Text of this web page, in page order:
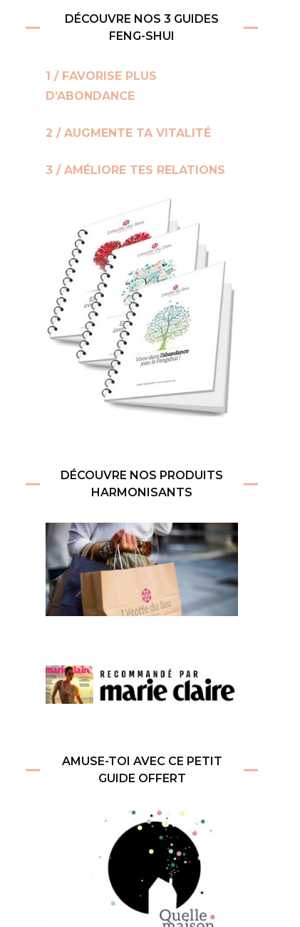
DÉCOUVRE NOS 3 GUIDES
FENG-SHUI
1 / FAVORISE PLUS
D’ABONDANCE
2 / AUGMENTE TA VITALITÉ
3 / AMÉLIORE TES RELATIONS
DÉCOUVRE NOS PRODUITS
HARMONISANTS
AMUSE-TOI AVEC CE PETIT
GUIDE OFFERT